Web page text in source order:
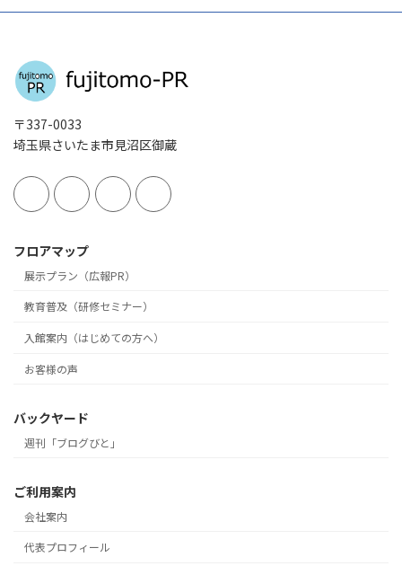
〒337-0033
埼玉県さいたま市見沼区御蔵
フロアマップ
展示プラン（広報PR）
教育普及（研修セミナー）
入館案内（はじめての方へ）
お客様の声
バックヤード
週刊「ブログびと」
ご利用案内
会社案内
代表プロフィール